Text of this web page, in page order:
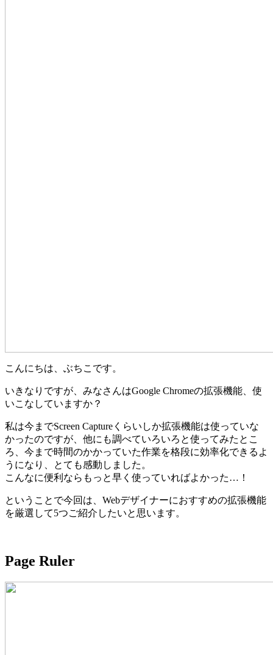
こんにちは、ぶちこです。
いきなりですが、みなさんはGoogle Chromeの拡張機能、使
いこなしていますか？
私は今までScreen Captureくらいしか拡張機能は使っていな
かったのですが、他にも調べていろいろと使ってみたとこ
ろ、今まで時間のかかっていた作業を格段に効率化できるよ
うになり、とても感動しました。
こんなに便利ならもっと早く使っていればよかった…！
ということで今回は、Webデザイナーにおすすめの拡張機能
を厳選して5つご紹介したいと思います。
Page Ruler